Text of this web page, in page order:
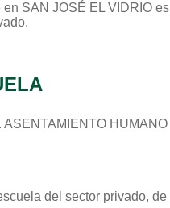
en SAN JOSÉ EL VIDRIO
.
HUMANO
del sector privado,